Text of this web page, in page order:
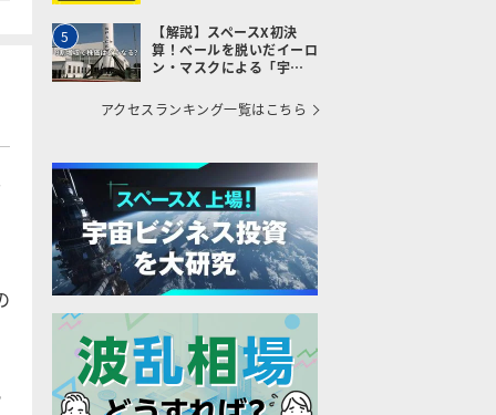
5
【解説】スペースX初決
算！ベールを脱いだイーロ
ン・マスクによる「宇…
アクセスランキング一覧はこちら